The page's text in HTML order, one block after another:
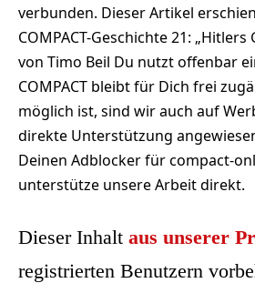
verbunden. Dieser Artikel
COMPACT-Geschichte 21: „Hitlers
von Timo Beil Du nutzt offenbar
COMPACT bleibt für Dich frei
möglich ist, sind wir auch auf
direkte Unterstützung
Deinen Adblocker für compact-
unterstütze unsere Arbeit direkt.
Dieser Inhalt aus unserer
registrierten Benutzern